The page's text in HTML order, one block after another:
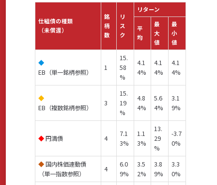
仕組債の種類
（未償還）
銘
柄
数
リ
ス
ク
リターン
平
均
最
大
値
最
小
値
◆
EB（単一銘柄参照）
1
15.
58
%
4.1
4%
4.1
4%
4.1
4%
◆
EB（複数銘柄参照）
3
15.
19
%
4.8
4%
5.6
4%
3.1
9%
◆円満債 4
7.1
3%
1.1
3%
13.
29
%
-3.7
0%
◆国内株価連動債
（単一指数参照）
4
6.0
9%
3.5
2%
3.8
9%
3.3
0%